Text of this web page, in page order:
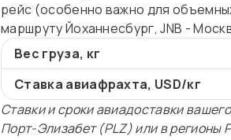
рейс (особенно важно для
маршруту Йоханнесбург, JNB -
Вес груза, кг
Ставка авиафрахта, USD/кг
Ставки и сроки авиадоставки
Порт-Элизабет (PLZ) или в регионы